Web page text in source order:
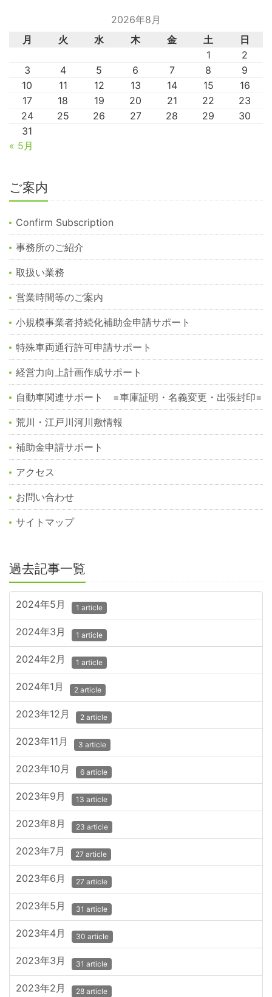
2026年8月
月
火 水 木 金 土
日
1
2
3
4 5 6 7 8
9
10
11 12 13 14 15
16
17
18 19 20 21 22
23
24
25 26 27 28 29
30
31
« 5月
ご案内
Confirm Subscription
事務所のご紹介
取扱い業務
営業時間等のご案内
小規模事業者持続化補助金申請サポート
特殊車両通行許可申請サポート
経営力向上計画作成サポート
自動車関連サポート =車庫証明・名義変更・出張封印=
荒川・江戸川河川敷情報
補助金申請サポート
アクセス
お問い合わせ
サイトマップ
過去記事一覧
2024年5月 1 article
2024年3月 1 article
2024年2月 1 article
2024年1月 2 article
2023年12月 2 article
2023年11月 3 article
2023年10月 6 article
2023年9月 13 article
2023年8月 23 article
2023年7月 27 article
2023年6月 27 article
2023年5月 31 article
2023年4月 30 article
2023年3月 31 article
2023年2月 28 article